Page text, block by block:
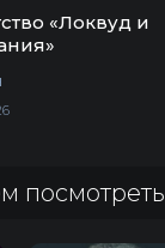
«Локвуд и
посмотреть